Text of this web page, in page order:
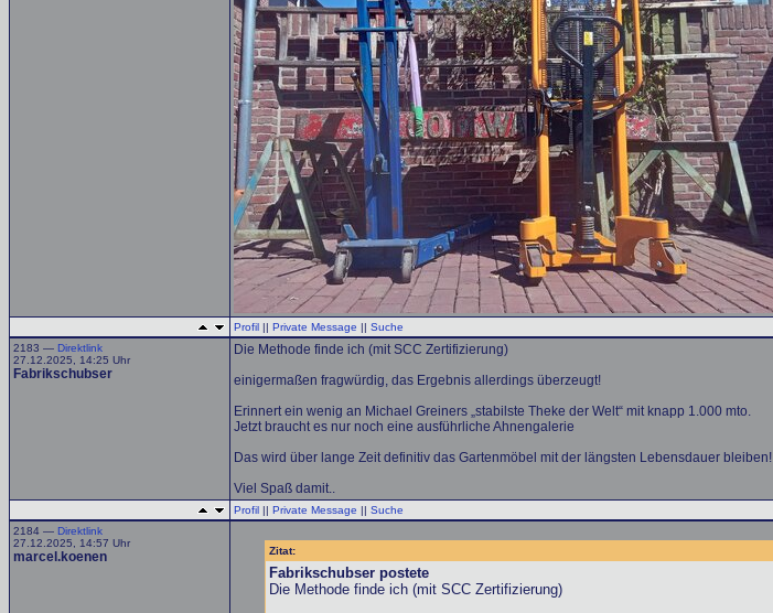
Profil || Private Message || Suche
2183 — Direktlink
27.12.2025, 14:25 Uhr
Fabrikschubser
Die Methode finde ich (mit SCC Zertifizierung)
einigermaßen fragwürdig, das Ergebnis allerdings überzeugt!
Erinnert ein wenig an Michael Greiners „stabilste Theke der Welt“ mit knapp 1.000 mto.
Jetzt braucht es nur noch eine ausführliche Ahnengalerie
Das wird über lange Zeit definitiv das Gartenmöbel mit der längsten Lebensdauer bleiben!
Viel Spaß damit..
Profil || Private Message || Suche
2184 — Direktlink
27.12.2025, 14:57 Uhr
marcel.koenen Zitat:
Fabrikschubser postete
Die Methode finde ich (mit SCC Zertifizierung)